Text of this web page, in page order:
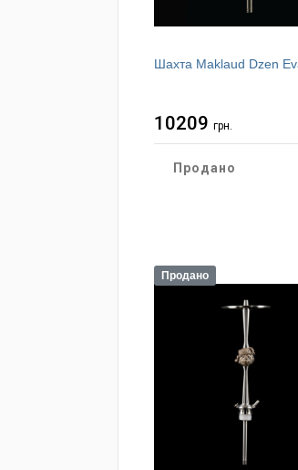
Шахта Maklaud Dzen
10209 грн.
Продано
Продано